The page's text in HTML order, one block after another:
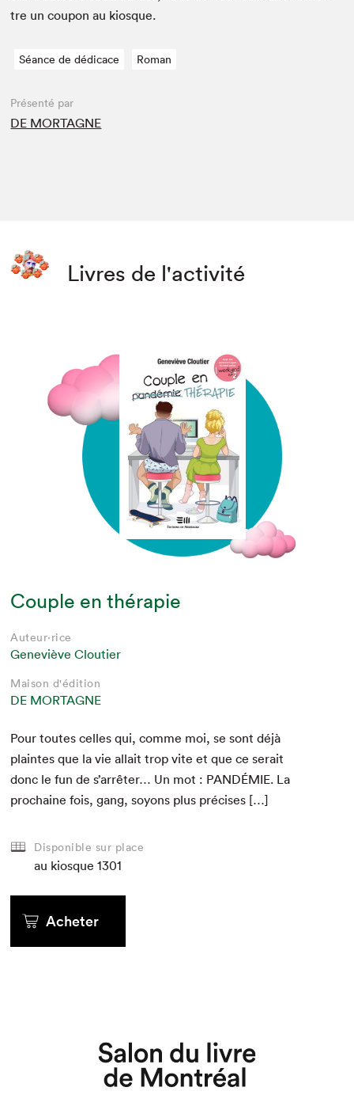
Que cherchez-vous?
tre un coupon au kiosque.
Séance de dédicace Roman
Présenté par
DE MORTAGNE
Livres de l'activité
Couple en thérapie
Auteur·rice
Geneviève Cloutier
Maison d'édition
DE MORTAGNE
Pour toutes celles qui, comme moi, se sont déjà
plaintes que la vie allait trop vite et que ce serait
donc le fun de s’arrêter… Un mot : PANDÉMIE. La
prochaine fois, gang, soyons plus précises […]
Disponible sur place
au kiosque 1301
Acheter